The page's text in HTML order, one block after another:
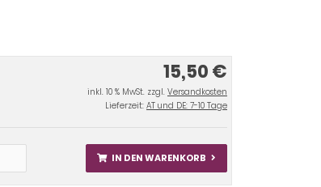
15,50 €
inkl. 10 % MwSt. zzgl. Versandkosten
Lieferzeit: AT und DE: 7-10 Tage
IN DEN WARENKORB